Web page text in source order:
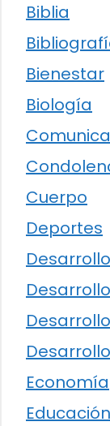
Biblia
Bienestar
Biología
Cuerpo
Deportes
Economía
Educación